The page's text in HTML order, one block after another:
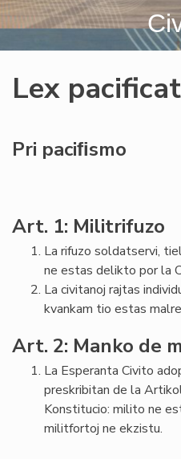
Lex
Pri paciﬁsmo
Art. 1: Militrifuzo
La rifuzo soldatservi,
ne estas delikto por la
La civitanoj rajtas
kvankam tio estas
Art. 2: Manko de
La Esperanta Civito
preskribitan de la
Konstitucio: milito ne
militfortoj ne ekzistu.